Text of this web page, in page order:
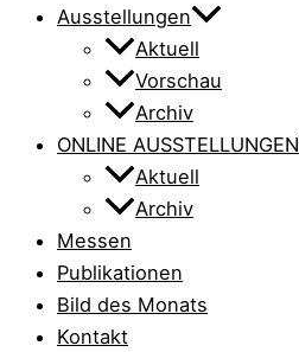
Ausstellungen
Aktuell
Vorschau
Archiv
ONLINE AUSSTELLUNGEN
Aktuell
Archiv
Messen
Publikationen
Bild des Monats
Kontakt